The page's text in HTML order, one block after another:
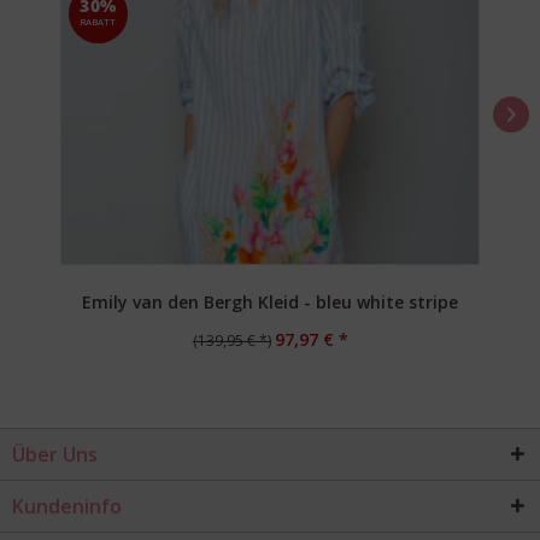
30%
RABATT
Emily van den Bergh Kleid - bleu white stripe
(139,95 € *) 97,97 € *
Über Uns
Kundeninfo